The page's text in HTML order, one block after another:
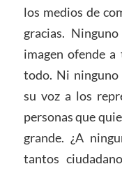
los medios de
gracias.
imagen ofende
todo. Ni ninguno
su voz a los
personas que
grande. ¿A
tantos